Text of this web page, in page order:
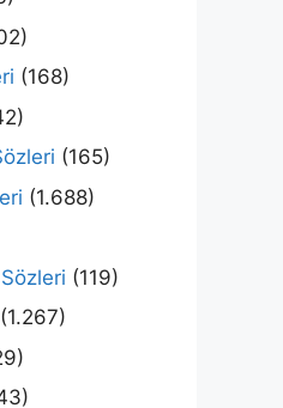
(168)
(165)
(1.688)
(119)
(1.267)